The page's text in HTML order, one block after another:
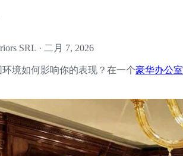
SRL · 二月 7, 2026
境如何影响你的表现？在一个豪华办公室